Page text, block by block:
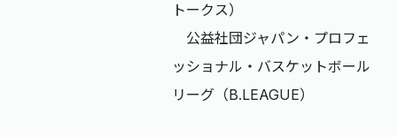
トークス）
公益社団ジャパン・プロフェ
ッショナル・バスケットボール
リーグ（B.LEAGUE）